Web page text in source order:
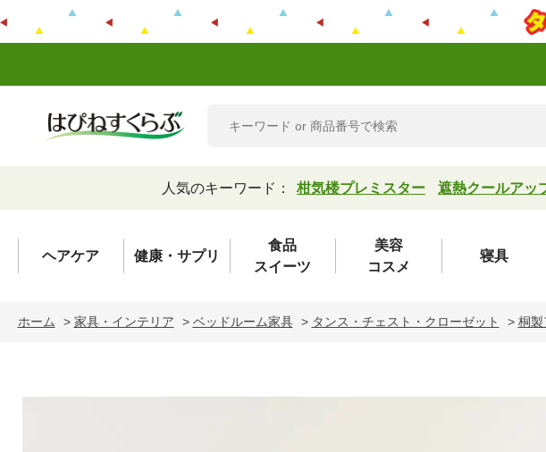
人気のキーワード： 柑気楼プレミスター 遮熱クールアッ
ヘアケア 健康・サプリ
食品
スイーツ
美容
コスメ
寝具
ホーム > 家具・インテリア > ベッドルーム家具 > タンス・チェスト・クローゼット > 桐製